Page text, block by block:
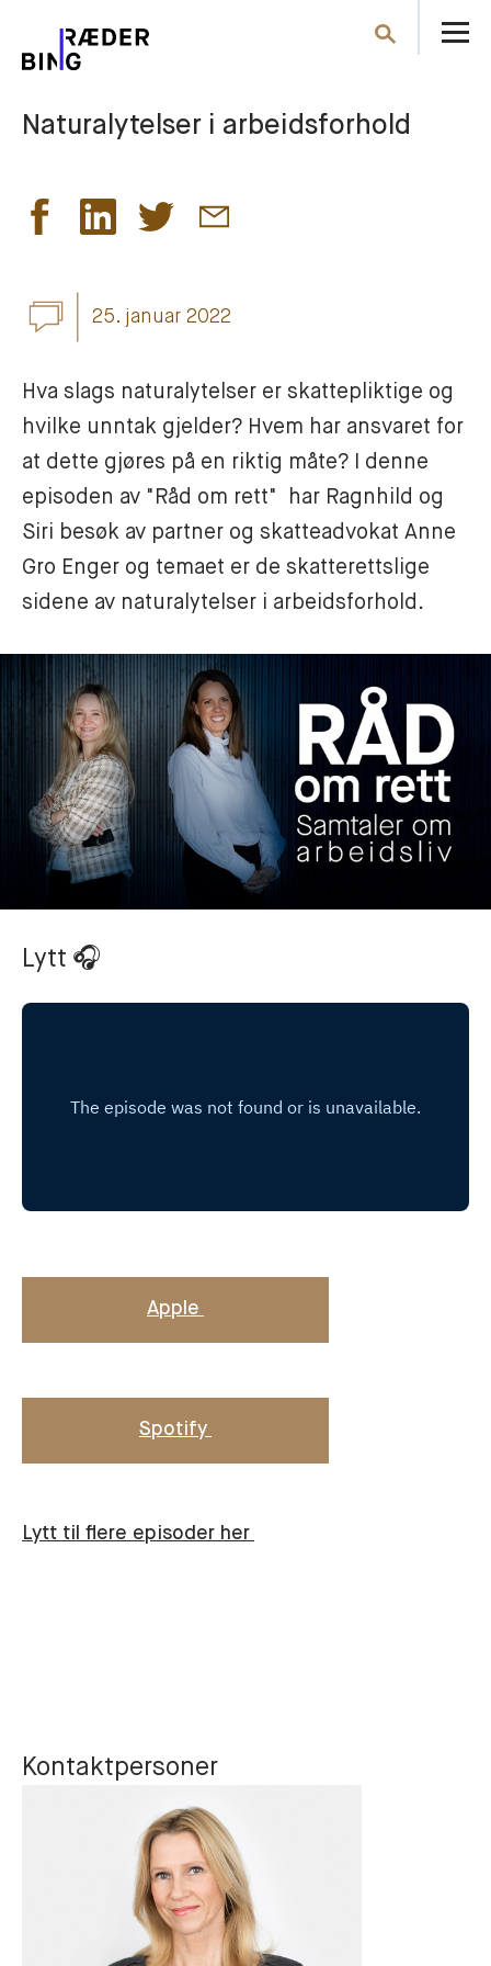
Søk
Naturalytelser i arbeidsforhold
25. januar 2022
Hva slags naturalytelser er skattepliktige og
hvilke unntak gjelder? Hvem har ansvaret for
at dette gjøres på en riktig måte? I denne
episoden av "Råd om rett"  har Ragnhild og
Siri besøk av partner og skatteadvokat Anne
Gro Enger og temaet er de skatterettslige
sidene av naturalytelser i arbeidsforhold.
Lytt 🎧
Apple
Spotify
Lytt til flere episoder her
Kontaktpersoner